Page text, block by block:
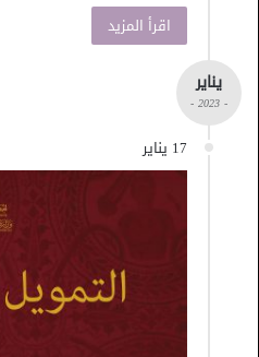
اقرأ المزيد
يناير
- 2023 -
17 يناير